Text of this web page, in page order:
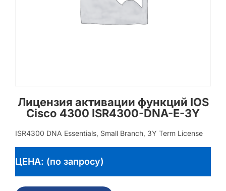
Лицензия активации функций IOS
Cisco 4300 ISR4300-DNA-E-3Y
ISR4300 DNA Essentials, Small Branch, 3Y Term License
ЦЕНА: (по запросу)